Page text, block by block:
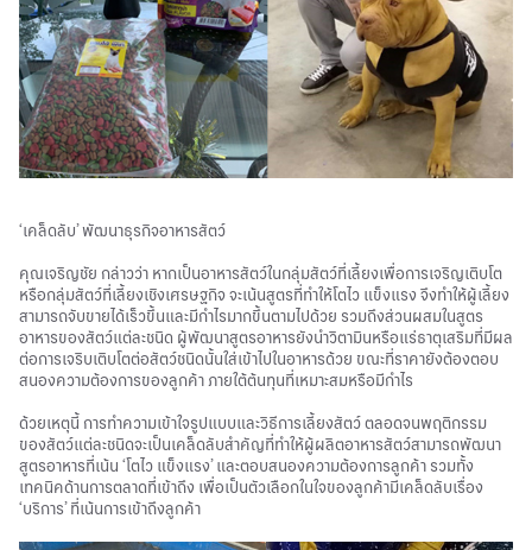
‘เคล็ดลับ’ พัฒนาธุรกิจอาหารสัตว์
คุณเจริญชัย กล่าวว่า หากเป็นอาหารสัตว์ในกลุ่มสัตว์ที่เลี้ยงเพื่อการเจริญเติบโต
หรือกลุ่มสัตว์ที่เลี้ยงเชิงเศรษฐกิจ จะเน้นสูตรที่ทำให้โตไว แข็งแรง จึงทำให้ผู้เลี้ยง
สามารถจับขายได้เร็วขึ้นและมีกำไรมากขึ้นตามไปด้วย รวมถึงส่วนผสมในสูตร
อาหารของสัตว์แต่ละชนิด ผู้พัฒนาสูตรอาหารยังนำวิตามินหรือแร่ธาตุเสริมที่มีผล
ต่อการเจริบเติบโตต่อสัตว์ชนิดนั้นใส่เข้าไปในอาหารด้วย ขณะที่ราคายังต้องตอบ
สนองความต้องการของลูกค้า ภายใต้ต้นทุนที่เหมาะสมหรือมีกำไร
ด้วยเหตุนี้ การทำความเข้าใจรูปแบบและวิธีการเลี้ยงสัตว์ ตลอดจนพฤติกรรม
ของสัตว์แต่ละชนิดจะเป็นเคล็ดลับสำคัญที่ทำให้ผู้ผลิตอาหารสัตว์สามารถพัฒนา
สูตรอาหารที่เน้น ‘โตไว แข็งแรง’ และตอบสนองความต้องการลูกค้า รวมทั้ง
เทคนิคด้านการตลาดที่เข้าถึง เพื่อเป็นตัวเลือกในใจของลูกค้ามีเคล็ดลับเรื่อง
‘บริการ’ ที่เน้นการเข้าถึงลูกค้า